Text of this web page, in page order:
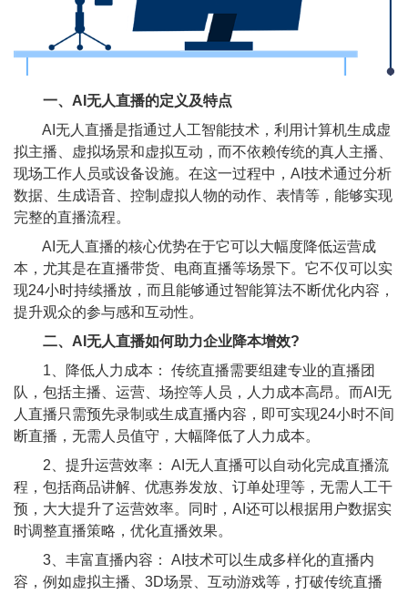
一、AI无人直播的定义及特点
AI无人直播是指通过人工智能技术，利用计算机生成虚
拟主播、虚拟场景和虚拟互动，而不依赖传统的真人主播、
现场工作人员或设备设施。在这一过程中，AI技术通过分析
数据、生成语音、控制虚拟人物的动作、表情等，能够实现
完整的直播流程。
AI无人直播的核心优势在于它可以大幅度降低运营成
本，尤其是在直播带货、电商直播等场景下。它不仅可以实
现24小时持续播放，而且能够通过智能算法不断优化内容，
提升观众的参与感和互动性。
二、AI无人直播如何助力企业降本增效?
1、降低人力成本： 传统直播需要组建专业的直播团
队，包括主播、运营、场控等人员，人力成本高昂。而AI无
人直播只需预先录制或生成直播内容，即可实现24小时不间
断直播，无需人员值守，大幅降低了人力成本。
2、提升运营效率： AI无人直播可以自动化完成直播流
程，包括商品讲解、优惠券发放、订单处理等，无需人工干
预，大大提升了运营效率。同时，AI还可以根据用户数据实
时调整直播策略，优化直播效果。
3、丰富直播内容： AI技术可以生成多样化的直播内
容，例如虚拟主播、3D场景、互动游戏等，打破传统直播